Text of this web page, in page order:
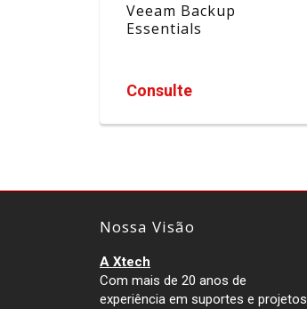
Veeam Backup
Essentials
Consulte
Nossa Visão
A Xtech
Com mais de 20 anos de
experiência em suportes e projetos